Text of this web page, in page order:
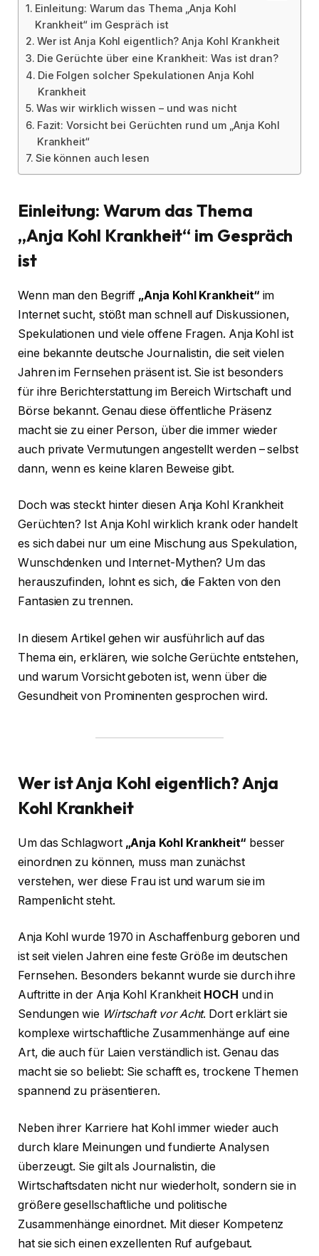
Einleitung: Warum das Thema „Anja Kohl
Krankheit“ im Gespräch ist
Wer ist Anja Kohl eigentlich? Anja Kohl Krankheit
Die Gerüchte über eine Krankheit: Was ist dran?
Die Folgen solcher Spekulationen Anja Kohl
Krankheit
Was wir wirklich wissen – und was nicht
Fazit: Vorsicht bei Gerüchten rund um „Anja Kohl
Krankheit“
Sie können auch lesen
Einleitung: Warum das Thema
„Anja Kohl Krankheit“ im Gespräch
ist
Wenn man den Begriff „Anja Kohl Krankheit“ im
Internet sucht, stößt man schnell auf Diskussionen,
Spekulationen und viele offene Fragen. Anja Kohl ist
eine bekannte deutsche Journalistin, die seit vielen
Jahren im Fernsehen präsent ist. Sie ist besonders
für ihre Berichterstattung im Bereich Wirtschaft und
Börse bekannt. Genau diese öffentliche Präsenz
macht sie zu einer Person, über die immer wieder
auch private Vermutungen angestellt werden – selbst
dann, wenn es keine klaren Beweise gibt.
Doch was steckt hinter diesen Anja Kohl Krankheit
Gerüchten? Ist Anja Kohl wirklich krank oder handelt
es sich dabei nur um eine Mischung aus Spekulation,
Wunschdenken und Internet-Mythen? Um das
herauszufinden, lohnt es sich, die Fakten von den
Fantasien zu trennen.
In diesem Artikel gehen wir ausführlich auf das
Thema ein, erklären, wie solche Gerüchte entstehen,
und warum Vorsicht geboten ist, wenn über die
Gesundheit von Prominenten gesprochen wird.
Wer ist Anja Kohl eigentlich?Anja
Kohl Krankheit
Um das Schlagwort „Anja Kohl Krankheit“ besser
einordnen zu können, muss man zunächst
verstehen, wer diese Frau ist und warum sie im
Rampenlicht steht.
Anja Kohl wurde 1970 in Aschaffenburg geboren und
ist seit vielen Jahren eine feste Größe im deutschen
Fernsehen. Besonders bekannt wurde sie durch ihre
Auftritte in der Anja Kohl Krankheit HOCH und in
Sendungen wie Wirtschaft vor Acht. Dort erklärt sie
komplexe wirtschaftliche Zusammenhänge auf eine
Art, die auch für Laien verständlich ist. Genau das
macht sie so beliebt: Sie schafft es, trockene Themen
spannend zu präsentieren.
Neben ihrer Karriere hat Kohl immer wieder auch
durch klare Meinungen und fundierte Analysen
überzeugt. Sie gilt als Journalistin, die
Wirtschaftsdaten nicht nur wiederholt, sondern sie in
größere gesellschaftliche und politische
Zusammenhänge einordnet. Mit dieser Kompetenz
hat sie sich einen exzellenten Ruf aufgebaut.